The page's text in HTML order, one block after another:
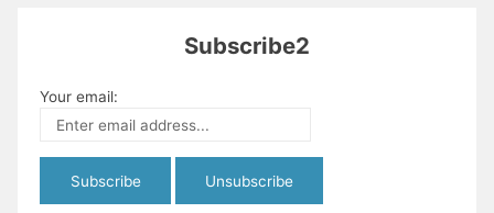
Subscribe2
Your email: